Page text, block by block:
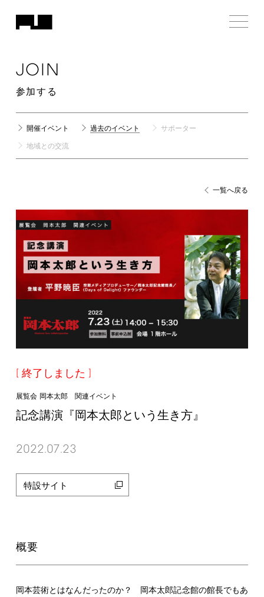
JOIN
参加する
開催イベント 過去のイベント サポーター
地域との交流
一覧へ戻る
終了しました
展覧会 岡本太郎 関連イベント
記念講演『岡本太郎という生き方』
2022.07.23
特設サイト
概要
岡本芸術とはなんだったのか？ 岡本太郎記念館の館長でもあ